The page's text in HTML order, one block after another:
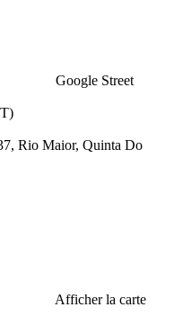
Google Street
Rio Maior, Quinta Do
Afficher la carte